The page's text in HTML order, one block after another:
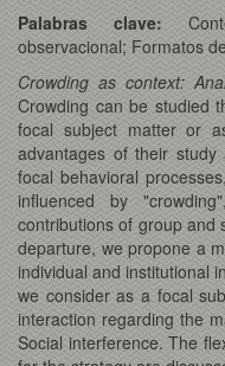
Palabras clave:
observacional; Formatos
Crowding as context:
Crowding can be studied
focal subject matter or
advantages of their
focal behavioral
influenced by
contributions of group and
departure, we propone a
individual and institutional
we consider as a focal
interaction regarding the
Social interference. The